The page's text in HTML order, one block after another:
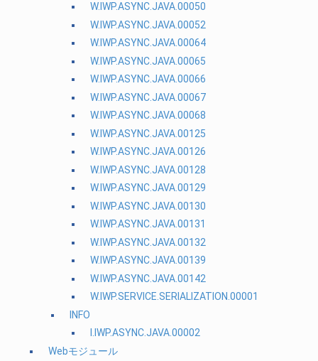
W.IWP.ASYNC.JAVA.00050
W.IWP.ASYNC.JAVA.00052
W.IWP.ASYNC.JAVA.00064
W.IWP.ASYNC.JAVA.00065
W.IWP.ASYNC.JAVA.00066
W.IWP.ASYNC.JAVA.00067
W.IWP.ASYNC.JAVA.00068
W.IWP.ASYNC.JAVA.00125
W.IWP.ASYNC.JAVA.00126
W.IWP.ASYNC.JAVA.00128
W.IWP.ASYNC.JAVA.00129
W.IWP.ASYNC.JAVA.00130
W.IWP.ASYNC.JAVA.00131
W.IWP.ASYNC.JAVA.00132
W.IWP.ASYNC.JAVA.00139
W.IWP.ASYNC.JAVA.00142
W.IWP.SERVICE.SERIALIZATION.00001
INFO
I.IWP.ASYNC.JAVA.00002
Webモジュール